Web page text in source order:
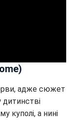
адже сюжет
дитинстві
куполі, а нині